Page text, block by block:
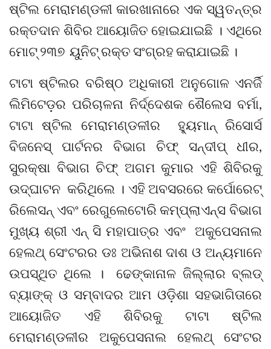
ଷ୍ଟିଲ ମେରାମଣ୍ଡଳୀ କାରଖାନାରେ ଏକ ସ୍ୱତନ୍ତ୍ର
ରକ୍ତଦାନ ଶିବିର ଆୟୋଜିତ ହୋଇଯାଇଛି । ଏଥିରେ
ମୋଟ୍ ୨୩୭ ୟୁନିଟ୍ ରକ୍ତ ସଂଗ୍ରହ କରାଯାଇଛି ।
ଟାଟା ଷ୍ଟିଲର ବରିଷ୍ଠ ଅଧିକାରୀ ଅନୁଗୋଳ ଏନର୍ଜି
ଲିମିଟେଡ଼ର ପରିଚାଳନା ନିର୍ଦ୍ଦେଶକ ଶୈଲେସ ବର୍ମା,
ଟାଟା ଷ୍ଟିଲ ମେରାମଣ୍ଡଳୀର ହ୍ୟୁମାନ୍ ରିସୋର୍ସ
ବିଜନେସ୍ ପାର୍ଟନର ବିଭାଗ ଚିଫ୍ ସନ୍ଦୀପ୍ ଧୀର,
ସୁରକ୍ଷା ବିଭାଗ ଚିଫ୍ ଅଗମ କୁମାର ଏହି ଶିବିରକୁ
ଉଦ୍‌ଘାଟନ କରିଥିଲେ । ଏହି ଅବସରରେ କର୍ପୋରେଟ୍
ରିଲେସନ୍ ଏବଂ ରେଗୁଲେଟୋରି କମ୍ପ୍ଲାଏନ୍ସ ବିଭାଗ
ମୁଖ୍ୟ ଶ୍ରୀ ଏନ୍ ସି ମହାପାତ୍ର ଏବଂ ଅକୁପେସନାଲ
ହେଲଥ୍ ସେଂଟରର ଡଃ ଅଭିନାଶ ଦାଶ ଓ ଅନ୍ୟମାନେ
ଉପସ୍ଥିତ ଥିଲେ । ଢେଙ୍କାନାଳ ଜିଲ୍ଲାର ବ୍ଲଡ୍
ବ୍ୟାଙ୍କ୍ ଓ ସମ୍ବାଦର ଆମ ଓଡ଼ିଶା ସହଭାଗିତାରେ
ଆୟୋଜିତ ଏହି ଶିବିରକୁ ଟାଟା ଷ୍ଟିଲ
ମେରାମଣ୍ଡଳୀର ଅକୁପେସନାଲ ହେଲଥ୍ ସେଂଟର